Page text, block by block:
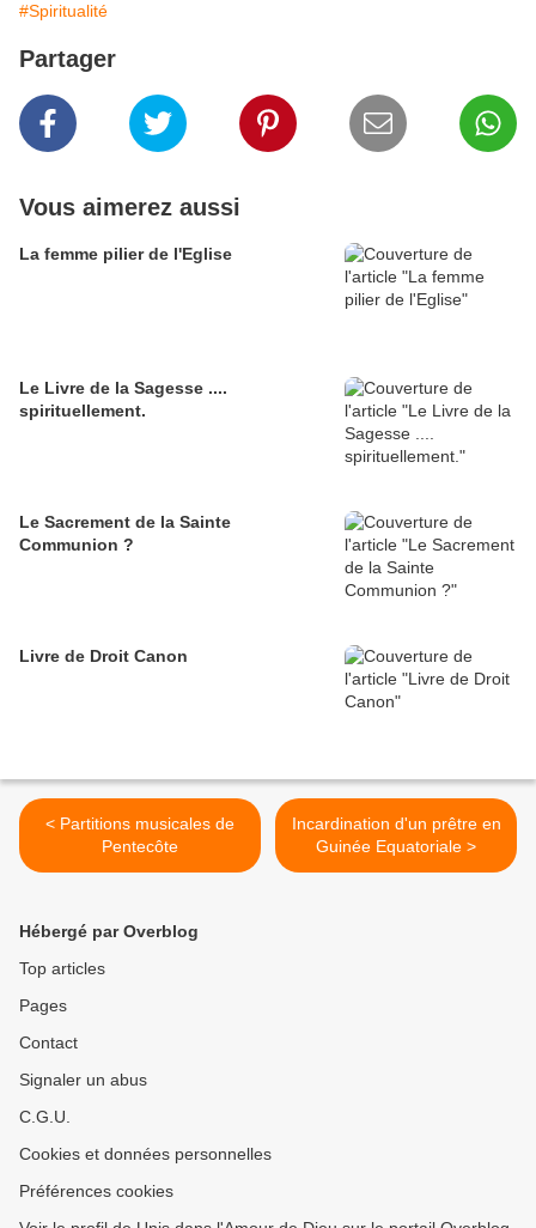
#Spiritualité
Partager
Vous aimerez aussi
La femme pilier de l'Eglise
Le Livre de la Sagesse ....
spirituellement.
Le Sacrement de la Sainte
Communion ?
Livre de Droit Canon
< Partitions musicales de
Pentecôte
Incardination d'un prêtre en
Guinée Equatoriale >
Hébergé par Overblog
Top articles
Pages
Contact
Signaler un abus
C.G.U.
Cookies et données personnelles
Préférences cookies